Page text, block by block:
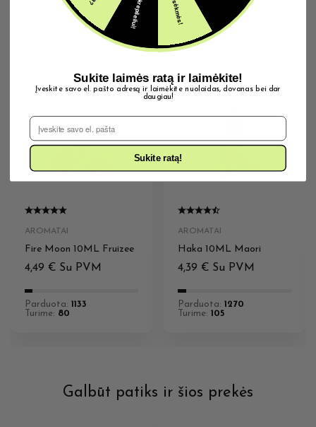
Susijusios prekės
AROMATAI
Fire Moon 10ML Fruizee
4,49 € Su PVM
Parduota: 1133
Turime: 80
AROMATAI
Haka 10ML Maori
4,39 € Su PVM
Parduota: 1270
Turime: 105
Galbūt patiks ir šios prekės
Sukite laimės ratą ir laimėkite!
Įveskite savo el. pašto adresą ir laimėkite nuolaidas, dovanas bei dar
daugiau!
El. Pašto adresas
Sukite ratą!